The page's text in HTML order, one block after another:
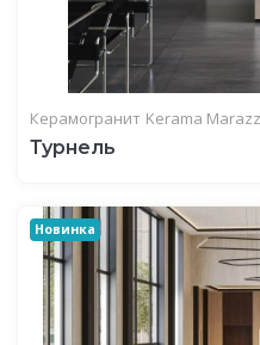
Керамогранит Kerama
Турнель
Новинка